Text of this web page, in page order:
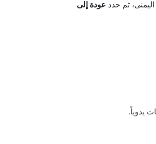
ثم حدد عودة إلى
يدوياً.